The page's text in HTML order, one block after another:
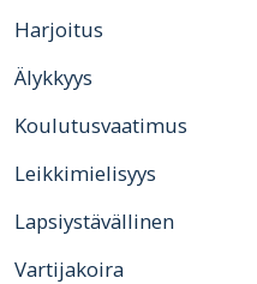
Harjoitus
Älykkyys
Koulutusvaatimus
Leikkimielisyys
Lapsiystävällinen
Vartijakoira